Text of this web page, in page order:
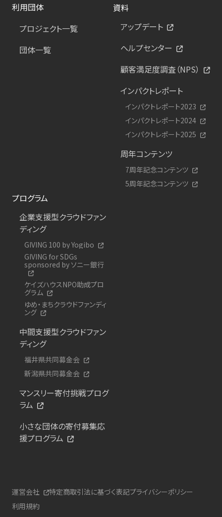
利用団体
プロジェクト一覧
団体一覧
資料
アップデート
ヘルプセンター
顧客満足度調査（NPS）
インパクトレポート
インパクトレポート2023
インパクトレポート2024
インパクトレポート2025
周年コンテンツ
7周年記念コンテンツ
5周年記念コンテンツ
プログラム
企業支援型クラウドファン
ディング
GIVING 100 by Yogibo
GIVING for SDGs
sponsored by ソニー銀行
ケイズハウスNPO助成プロ
グラム
ゆめ・まちクラウドファンディ
ング
中間支援型クラウドファン
ディング
福井県共同募金会
新潟県共同募金会
マンスリー寄付挑戦プログ
ラム
小さな団体の寄付募集応
援プログラム
運営会社 特定商取引法に基づく表記プライバシーポリシー
利用規約